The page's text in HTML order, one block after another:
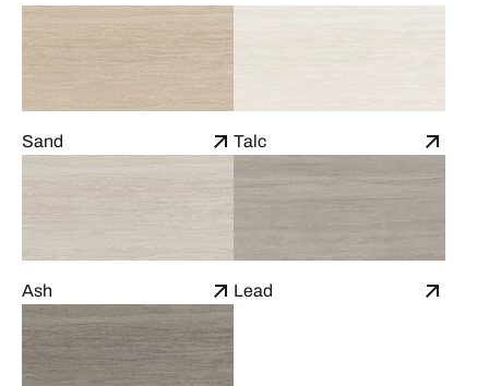
Sand Talc
Ash Lead